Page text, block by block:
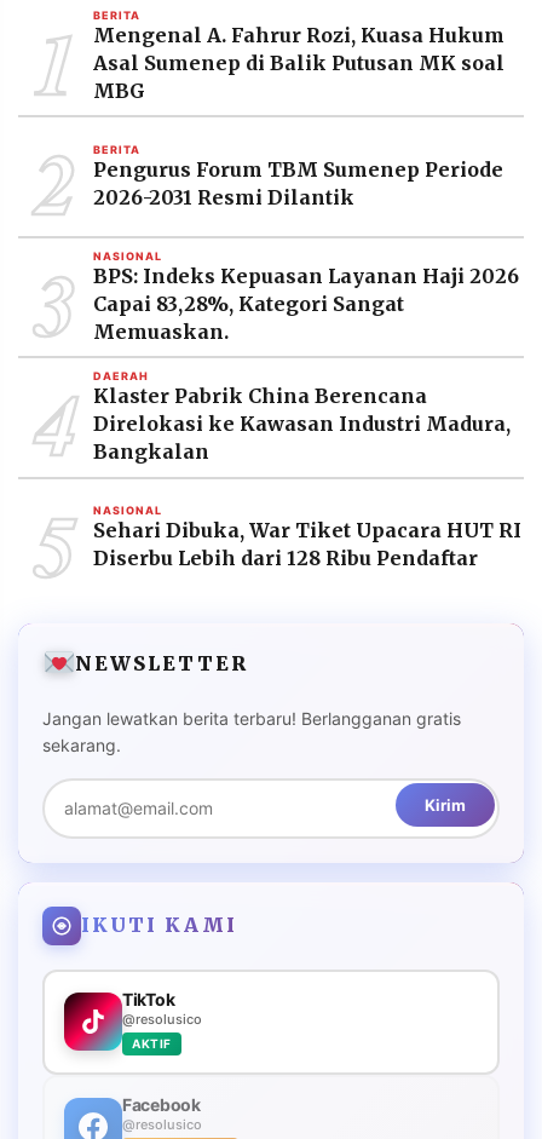
PRAMUDITA
2026
PT.
MEDIA
PRAMUDITA
1 BERITA
Mengenal A. Fahrur Rozi, Kuasa Hukum
Asal Sumenep di Balik Putusan MK soal
MBG
2 BERITA
Pengurus Forum TBM Sumenep Periode
2026-2031 Resmi Dilantik
3 NASIONAL
BPS: Indeks Kepuasan Layanan Haji 2026
Capai 83,28%, Kategori Sangat
Memuaskan.
4 DAERAH
Klaster Pabrik China Berencana
Direlokasi ke Kawasan Industri Madura,
Bangkalan
5 NASIONAL
Sehari Dibuka, War Tiket Upacara HUT RI
Diserbu Lebih dari 128 Ribu Pendaftar
NEWSLETTER
Jangan lewatkan berita terbaru! Berlangganan gratis
sekarang.
Kirim
IKUTI KAMI
TikTok
@resolusico
AKTIF
Facebook
@resolusico